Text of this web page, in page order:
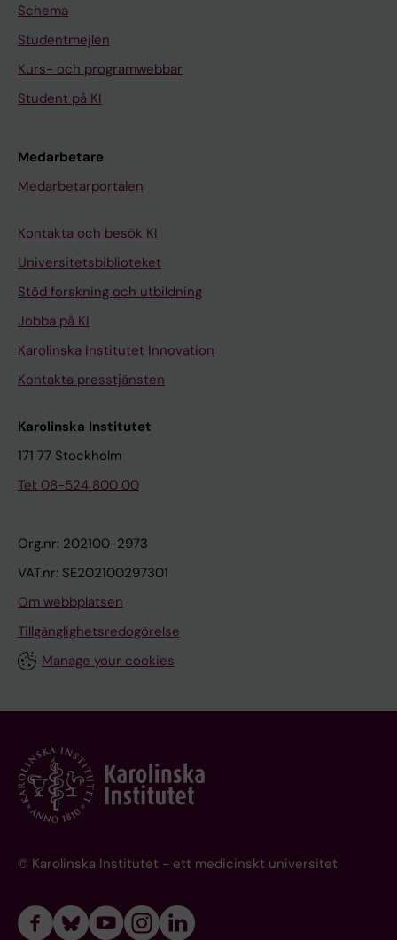
Schema
Studentmejlen
Kurs- och programwebbar
Student på KI
Medarbetare
Medarbetarportalen
Kontakta och besök KI
Universitetsbiblioteket
Stöd forskning och utbildning
Jobba på KI
Karolinska Institutet Innovation
Kontakta presstjänsten
Karolinska Institutet
171 77 Stockholm
Tel: 08-524 800 00
Org.nr: 202100-2973
VAT.nr: SE202100297301
Om webbplatsen
Tillgänglighetsredogörelse
Manage your cookies
© Karolinska Institutet - ett medicinskt universitet